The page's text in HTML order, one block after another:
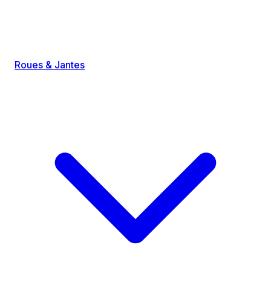
Roues & Jantes